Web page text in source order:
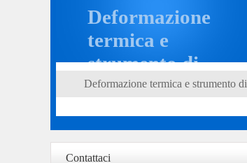
Deformazione
termica e
strumento di
misurazione del
ammorbidimento
VICA
Deformazione termica e strumento di
Contattaci